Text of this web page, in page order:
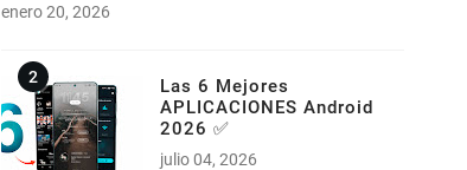
enero 20, 2026
Las 6 Mejores
APLICACIONES Android
2026 ✅
julio 04, 2026